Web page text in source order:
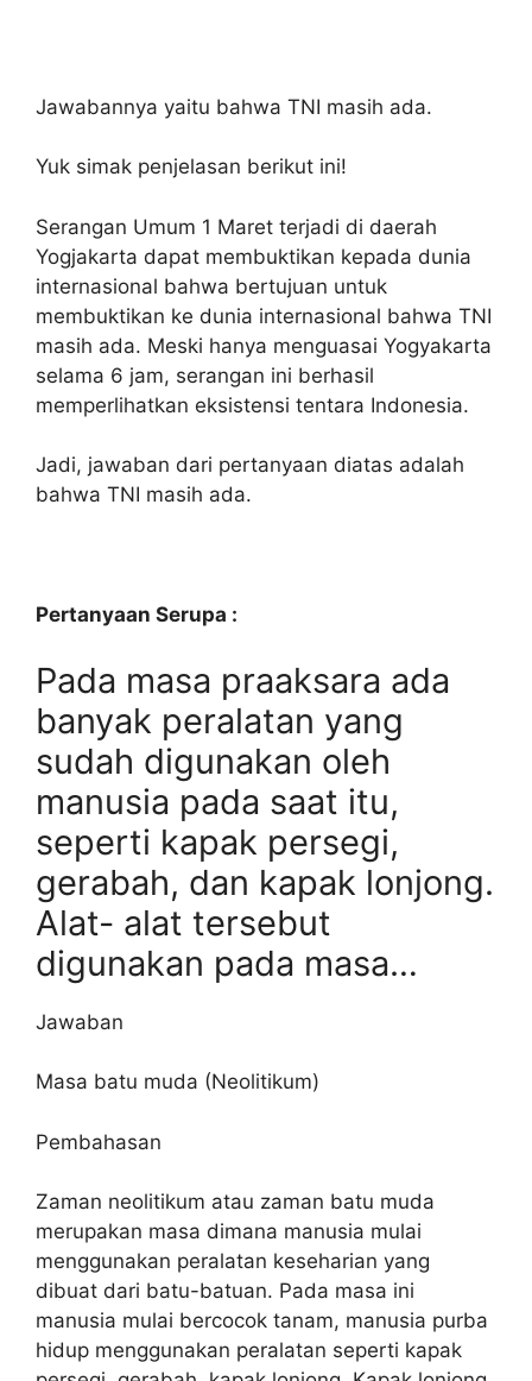
Jawabannya yaitu bahwa TNI masih ada.
Yuk simak penjelasan berikut ini!
Serangan Umum 1 Maret terjadi di daerah
Yogjakarta dapat membuktikan kepada dunia
internasional bahwa bertujuan untuk
membuktikan ke dunia internasional bahwa TNI
masih ada. Meski hanya menguasai Yogyakarta
selama 6 jam, serangan ini berhasil
memperlihatkan eksistensi tentara Indonesia.
Jadi, jawaban dari pertanyaan diatas adalah
bahwa TNI masih ada.
Pertanyaan Serupa :
Pada masa praaksara ada
banyak peralatan yang
sudah digunakan oleh
manusia pada saat itu,
seperti kapak persegi,
gerabah, dan kapak lonjong.
Alat- alat tersebut
digunakan pada masa…
Jawaban
Masa batu muda (Neolitikum)
Pembahasan
Zaman neolitikum atau zaman batu muda
merupakan masa dimana manusia mulai
menggunakan peralatan keseharian yang
dibuat dari batu-batuan. Pada masa ini
manusia mulai bercocok tanam, manusia purba
hidup menggunakan peralatan seperti kapak